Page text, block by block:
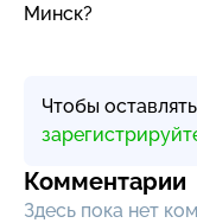
Минск?
Чтобы
Комментарии
Здесь пока нет